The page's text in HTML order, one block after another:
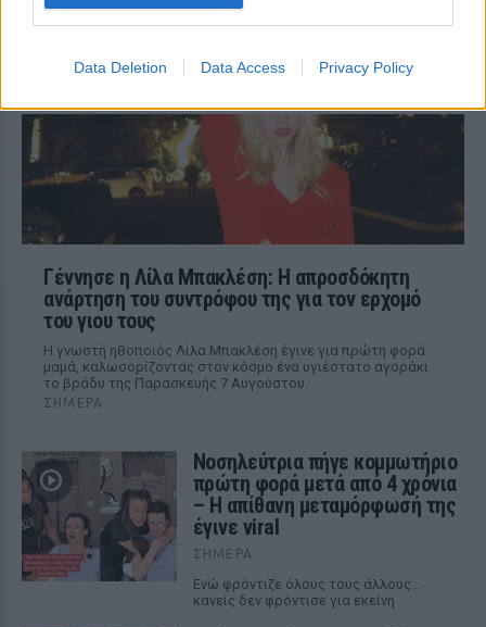
Data Deletion Data Access Privacy Policy
αντιδρούμε όταν συναντάμε λαγοκέφαλο
Γέννησε η Λίλα Μπακλέση: Η απροσδόκητη
ανάρτηση του συντρόφου της για τον ερχομό
του γιου τους
Η γνωστή ηθοποιός Λίλα Μπακλέση έγινε για πρώτη φορά
μαμά, καλωσορίζοντας στον κόσμο ένα υγιέστατο αγοράκι
το βράδυ της Παρασκευής 7 Αυγούστου.
ΣΉΜΕΡΑ
Νοσηλεύτρια πήγε κομμωτήριο
πρώτη φορά μετά από 4 χρόνια
– Η απίθανη μεταμόρφωσή της
έγινε viral
ΣΉΜΕΡΑ
Ενώ φρόντιζε όλους τους άλλους...
κανείς δεν φρόντισε για εκείνη